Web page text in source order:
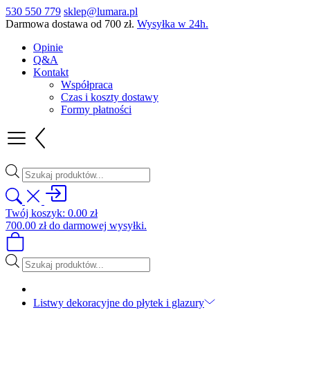
530 550 779 sklep@lumara.pl
Darmowa dostawa od 700 zł. Wysyłka w 24h.
Opinie
Q&A
Kontakt
Współpraca
Czas i koszty dostawy
Formy płatności
Wyszukiwarka
produktów
Twój koszyk: 0.00 zł
700.00 złdo darmowej wysyłki.
Wyszukiwarka
produktów
Listwy dekoracyjne do płytek i glazury